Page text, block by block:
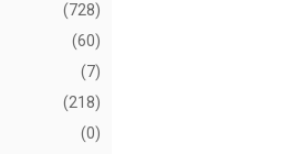
(728)
(60)
(7)
(218)
(0)